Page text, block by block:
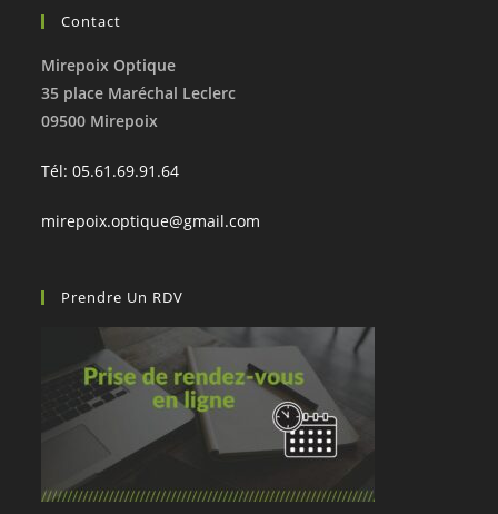
Contact
Mirepoix Optique
35 place Maréchal Leclerc
09500 Mirepoix
Tél: 05.61.69.91.64
mirepoix.optique@gmail.com
Prendre Un RDV